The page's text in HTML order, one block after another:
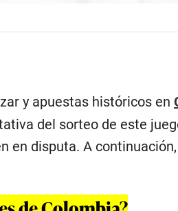
y apuestas históricos en
del sorteo de este
en disputa. A